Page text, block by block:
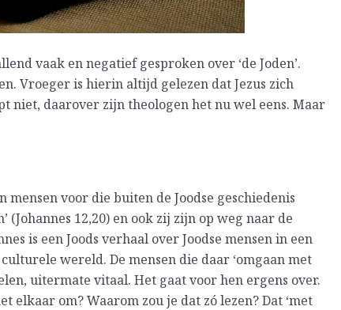
vaak en negatief gesproken over ‘de Joden’.
Vroeger is hierin altijd gelezen dat Jezus zich
niet, daarover zijn theologen het nu wel eens. Maar
mensen voor die buiten de Joodse geschiedenis
(Johannes 12,20) en ook zij zijn op weg naar de
is een Joods verhaal over Joodse mensen in een
wereld. De mensen die daar ‘omgaan met
uitermate vitaal. Het gaat voor hen ergens over.
elkaar om? Waarom zou je dat zó lezen? Dat ‘met